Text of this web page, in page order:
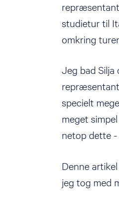
studietur til
omkring
Jeg bad
specielt
meget
netop dette
Denne
jeg tog med